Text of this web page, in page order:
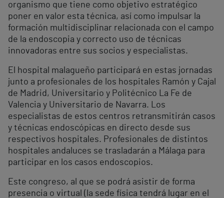
organismo que tiene como objetivo estratégico
poner en valor esta técnica, así como impulsar la
formación multidisciplinar relacionada con el campo
de la endoscopia y correcto uso de técnicas
innovadoras entre sus socios y especialistas.
El hospital malagueño participará en estas jornadas
junto a profesionales de los hospitales Ramón y Cajal
de Madrid, Universitario y Politécnico La Fe de
Valencia y Universitario de Navarra. Los
especialistas de estos centros retransmitirán casos
y técnicas endoscópicas en directo desde sus
respectivos hospitales. Profesionales de distintos
hospitales andaluces se trasladarán a Málaga para
participar en los casos endoscopios.
Este congreso, al que se podrá asistir de forma
presencia o virtual (la sede física tendrá lugar en el